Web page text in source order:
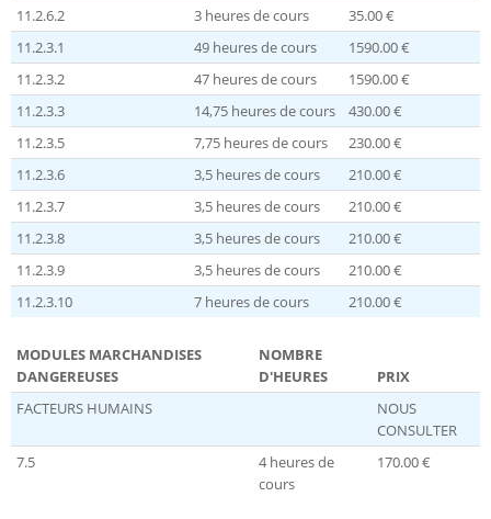
11.2.6.2
3 heures de cours
35.00 €
11.2.3.1
49 heures de cours
1590.00 €
11.2.3.2
47 heures de cours
1590.00 €
11.2.3.3
14,75 heures de cours
430.00 €
11.2.3.5
7,75 heures de cours
230.00 €
11.2.3.6
3,5 heures de cours
210.00 €
11.2.3.7
3,5 heures de cours
210.00 €
11.2.3.8
3,5 heures de cours
210.00 €
11.2.3.9
3,5 heures de cours
210.00 €
11.2.3.10
7 heures de cours 210.00 €
MODULES MARCHANDISES
DANGEREUSES
NOMBRE
D'HEURES
PRIX
FACTEURS HUMAINS
NOUS
CONSULTER
7.5
4 heures de
cours
170.00 €